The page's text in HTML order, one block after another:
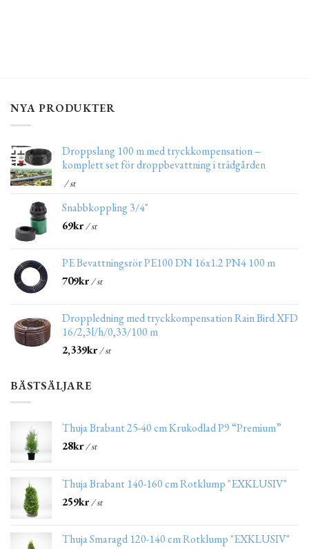
NYA PRODUKTER
Droppslang 100 m med tryckkompensation –
komplett set för droppbevattning i trädgården
/ st
Snabbkoppling 3/4"
69kr/ st
PE Bevattningsrör PE100 DN 16x1.2 PN4 100 m
709kr/ st
Droppledning med tryckkompensation Rain Bird XFD
16/2,3l/h/0,33/100 m
2,339kr/ st
BÄSTSÄLJARE
Thuja Brabant 25-40 cm Krukodlad P9 “Premium”
28kr/ st
Thuja Brabant 140-160 cm Rotklump "EXKLUSIV"
259kr/ st
Thuja Smaragd 120-140 cm Rotklump "EXKLUSIV"